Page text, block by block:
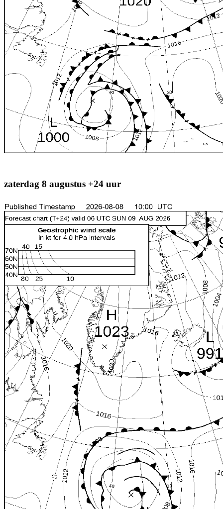
zaterdag 8 augustus +24 uur